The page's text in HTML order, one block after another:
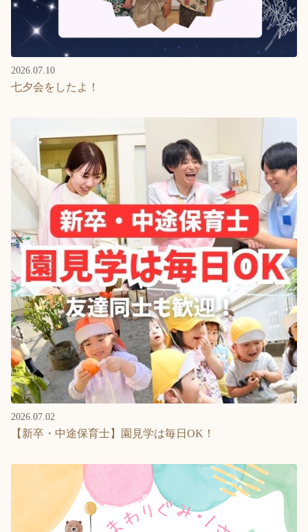
2026.07.10
七夕会をしたよ！
2026.07.02
【新卒・中途保育士】園見学は毎日OK！